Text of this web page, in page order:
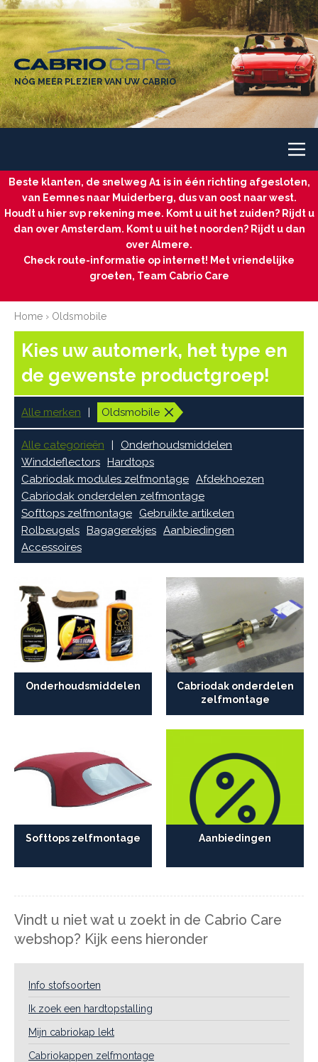
NÓG MEER PLEZIER VAN UW CABRIO
Beste klanten, de snelweg A1 is in één richting afgesloten,
van Eemnes naar Muiderberg, dus van oost naar west.
Houdt u hier svp rekening mee. Komt u uit het zuiden? Rijdt u
dan over Amsterdam. Komt u uit het noorden? Rijdt u dan
over Almere.
Check route-informatie op internet! Met vriendelijke
groeten, Team Cabrio Care
Home › Oldsmobile
Kies uw automerk, het type en
de gewenste productgroep!
Alle merken Oldsmobile
Alle categorieën
Onderhoudsmiddelen
Winddeflectors Hardtops
Cabriodak modules zelfmontage Afdekhoezen
Cabriodak onderdelen zelfmontage
Softtops zelfmontage
Gebruikte artikelen
Rolbeugels Bagagerekjes Aanbiedingen
Accessoires
Onderhoudsmiddelen
Cabriodak onderdelen
zelfmontage
Softtops zelfmontage Aanbiedingen
Vindt u niet wat u zoekt in de Cabrio Care
webshop? Kijk eens hieronder
Info stofsoorten
Ik zoek een hardtopstalling
Mijn cabriokap lekt
Cabriokappen zelfmontage